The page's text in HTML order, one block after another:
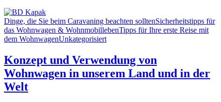
Dinge, die Sie beim Caravaning beachten solltenSicherheitstipps für
das Wohnwagen & WohnmobillebenTipps für Ihre erste Reise mit
dem WohnwagenUnkategorisiert
Konzept und Verwendung von
Wohnwagen in unserem Land und in der
Welt